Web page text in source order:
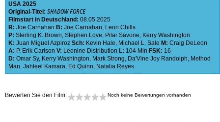
USA 2025
Original-Titel: SHADOW FORCE
Filmstart in Deutschland: 08.05.2025
R: Joe Carnahan B: Joe Carnahan, Leon Chills
P: Sterling K. Brown, Stephen Love, Pilar Savone, Kerry Washington
K: Juan Miguel Azpiroz Sch: Kevin Hale, Michael L. Sale M: Craig DeLeon
A: P. Erik Carlson V: Leonine Distribution L: 104 Min FSK: 16
D: Omar Sy, Kerry Washington, Mark Strong, Da'Vine Joy Randolph, Method
Man, Jahleel Kamara, Ed Quinn, Natalia Reyes
Bewerten Sie den Film: Noch keine Bewertungen vorhanden